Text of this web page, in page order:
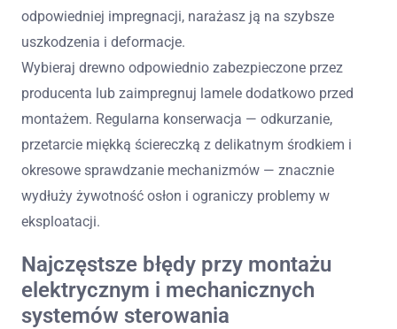
odpowiedniej impregnacji, narażasz ją na szybsze
uszkodzenia i deformacje.
Wybieraj drewno odpowiednio zabezpieczone przez
producenta lub zaimpregnuj lamele dodatkowo przed
montażem. Regularna konserwacja — odkurzanie,
przetarcie miękką ściereczką z delikatnym środkiem i
okresowe sprawdzanie mechanizmów — znacznie
wydłuży żywotność osłon i ograniczy problemy w
eksploatacji.
Najczęstsze błędy przy montażu
elektrycznym i mechanicznych
systemów sterowania